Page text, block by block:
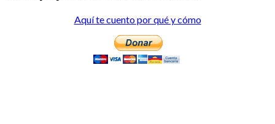
Aquí te cuento por qué y cómo